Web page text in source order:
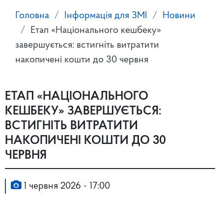
Головна Інформація для ЗМІ
Новини
Етап «Національного кешбеку»
завершується: встигніть витратити
накопичені кошти до 30 червня
ЕТАП «НАЦІОНАЛЬНОГО
КЕШБЕКУ» ЗАВЕРШУЄТЬСЯ:
ВСТИГНІТЬ ВИТРАТИТИ
НАКОПИЧЕНІ КОШТИ ДО 30
ЧЕРВНЯ
1 червня 2026 - 17:00